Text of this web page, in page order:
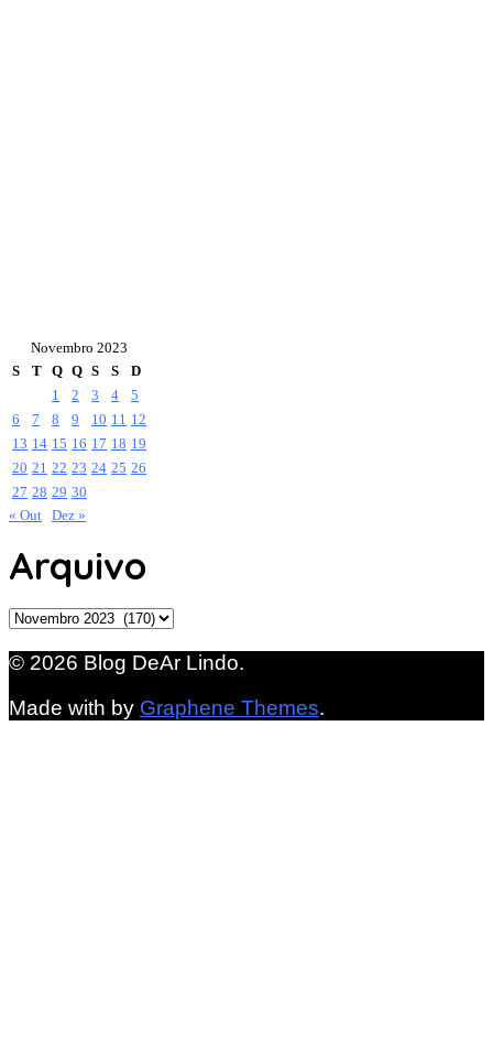
Novembro 2023
S
T Q Q S S
D
1
2 3 4
5
6
7 8 9 10 11 12
13 14 15 16 17 18 19
20 21 22 23 24 25 26
27 28 29 30
« Out Dez »
Arquivo
Arquivo
© 2026 Blog DeAr Lindo.
Made with by Graphene Themes.